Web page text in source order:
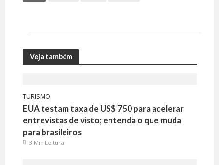
Veja também
TURISMO
EUA testam taxa de US$ 750 para acelerar
entrevistas de visto; entenda o que muda
para brasileiros
3 Min Leitura